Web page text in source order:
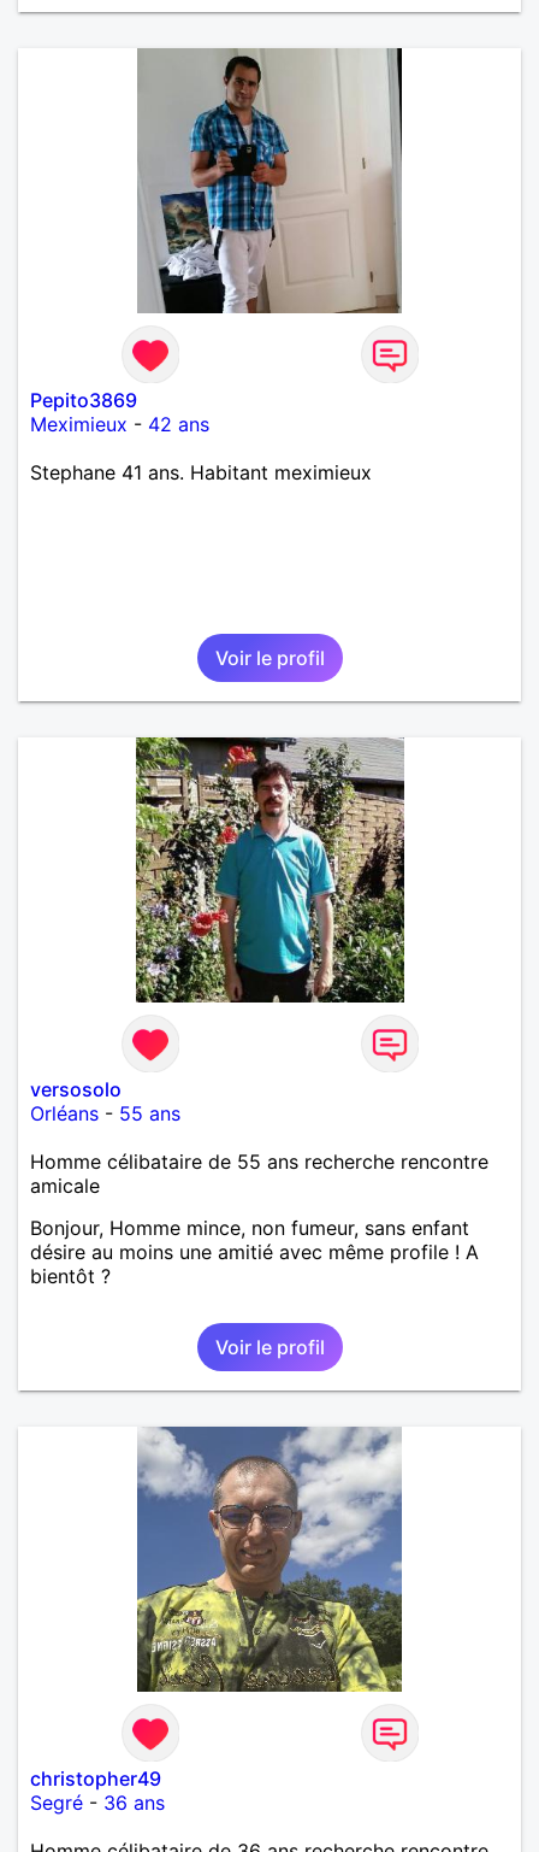
Pepito3869
Meximieux - 42 ans
Stephane 41 ans. Habitant meximieux
Voir le profil
versosolo
Orléans - 55 ans
Homme célibataire de 55 ans recherche rencontre
amicale
Bonjour, Homme mince, non fumeur, sans enfant
désire au moins une amitié avec même profile ! A
bientôt ?
Voir le profil
christopher49
Segré - 36 ans